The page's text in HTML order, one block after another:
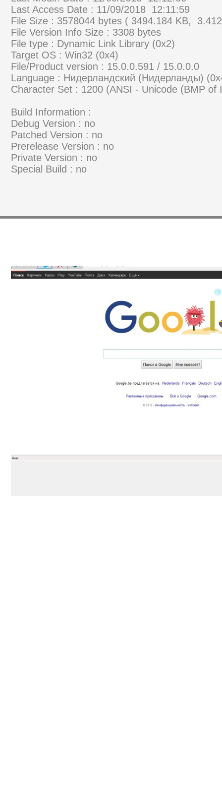
Last Access Date : 11/09/2018 12:11:59
File Size : 3578044 bytes ( 3494.184 KB,
File Version Info Size : 3308 bytes
File type : Dynamic Link Library (0x2)
Target OS : Win32 (0x4)
File/Product version : 15.0.0.591 / 15.0.0.0
Language : Нидерландский (Нидерланды)
Character Set : 1200 (ANSI - Unicode (BMP of
Build Information :
Debug Version : no
Patched Version : no
Prerelease Version : no
Private Version : no
Special Build : no